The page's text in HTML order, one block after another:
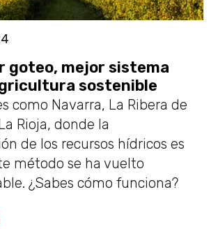
goteo, mejor sistema
sostenible
como Navarra, La Ribera de
Rioja, donde la
de los recursos hídricos es
método se ha vuelto
¿Sabes cómo funciona?